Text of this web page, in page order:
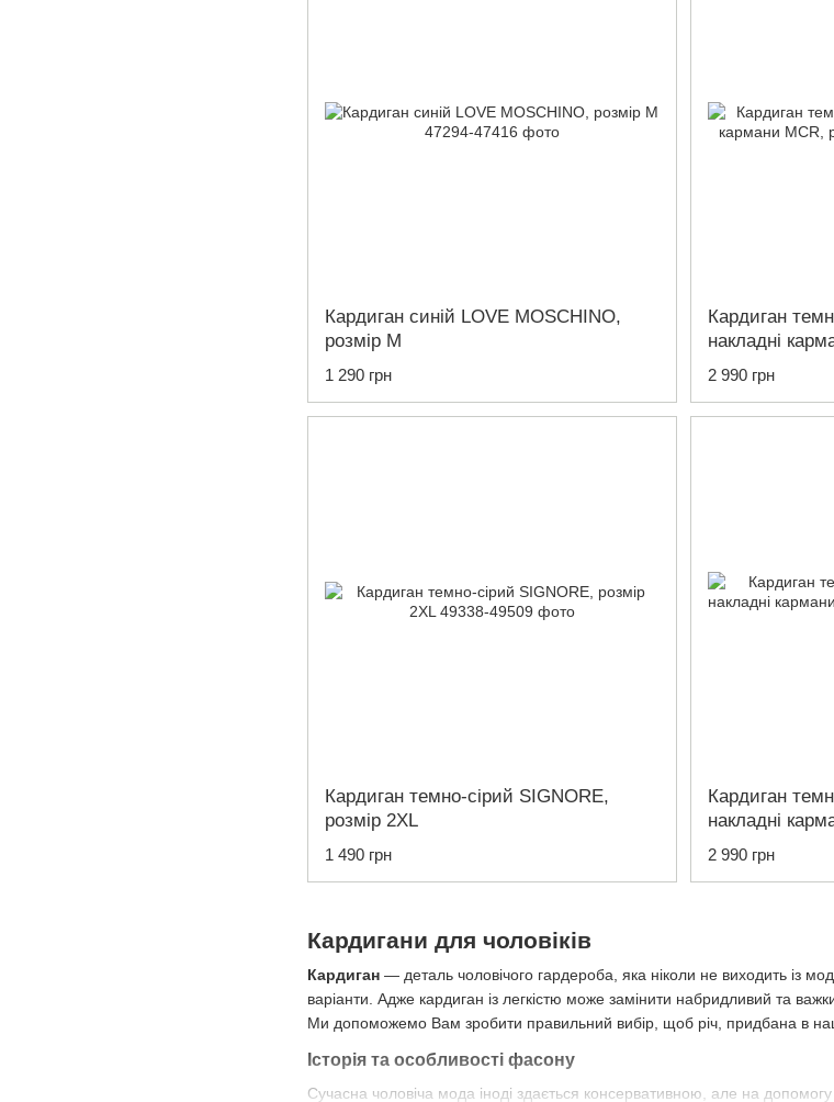
Кардигани для чоловіків
Кардиган — деталь чоловічого гардероба, яка ніколи не виходить із
варіанти. Адже кардиган із легкістю може замінити набридливий та
Ми допоможемо Вам зробити правильний вибір, щоб річ, придбана в
Історія та особливості фасону
Сучасна чоловіча мода іноді здається консервативною, але на
Кардиган синій LOVE MOSCHINO,
розмір M
1 290 грн
Кардиган
накладні
2 990 грн
Кардиган темно-сірий SIGNORE,
розмір 2XL
1 490 грн
Кардиган
накладні
2 990 грн